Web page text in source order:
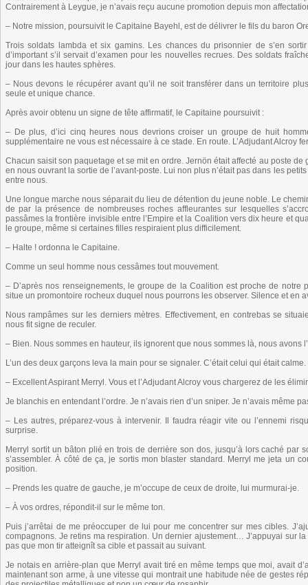
Contrairement à Leygue, je n’avais reçu aucune promotion depuis mon
– Notre mission, poursuivit le Capitaine Bayehl, est de délivrer le fils du baron
Trois soldats lambda et six gamins. Les chances du prisonnier de s’en
d’important s’il servait d’examen pour les nouvelles recrues. Des soldats
jour dans les hautes sphères.
– Nous devons le récupérer avant qu’il ne soit transférer dans un territoire
seule et unique chance.
Après avoir obtenu un signe de tête affirmatif, le Capitaine poursuivit :
– De plus, d’ici cinq heures nous devrions croiser un groupe de huit
supplémentaire ne vous est nécessaire à ce stade. En route. L’Adjudant Alcroy
Chacun saisit son paquetage et se mit en ordre. Jernön était affecté au poste de
en nous ouvrant la sortie de l’avant-poste. Lui non plus n’était pas dans les
entre nous.
Une longue marche nous séparait du lieu de détention du jeune noble. Le
de par la présence de nombreuses roches affleurantes sur lesquelles
passâmes la frontière invisible entre l’Empire et la Coalition vers dix heure et
le groupe, même si certaines filles respiraient plus difficilement.
– Halte ! ordonna le Capitaine.
Comme un seul homme nous cessâmes tout mouvement.
– D’après nos renseignements, le groupe de la Coalition est proche de notre
situe un promontoire rocheux duquel nous pourrons les observer. Silence et en
Nous rampâmes sur les derniers mètres. Effectivement, en contrebas se
nous fit signe de reculer.
– Bien. Nous sommes en hauteur, ils ignorent que nous sommes là, nous avons
L’un des deux garçons leva la main pour se signaler. C’était celui qui était
– Excellent Aspirant Merryl. Vous et l’Adjudant Alcroy vous chargerez de les
Je blanchis en entendant l’ordre. Je n’avais rien d’un sniper. Je n’avais même
– Les autres, préparez-vous à intervenir. Il faudra réagir vite ou l’ennemi
surprise.
Merryl sortit un bâton plié en trois de derrière son dos, jusqu’à lors caché par
s’assembler. À côté de ça, je sortis mon blaster standard. Merryl me jeta un
position.
– Prends les quatre de gauche, je m’occupe de ceux de droite, lui murmurai-je.
– À vos ordres, répondit-il sur le même ton.
Puis j’arrêtai de me préoccuper de lui pour me concentrer sur mes cibles.
compagnons. Je retins ma respiration. Un dernier ajustement… J’appuyai sur
pas que mon tir atteignît sa cible et passait au suivant.
Je notais en arrière-plan que Merryl avait tiré en même temps que moi, avait
maintenant son arme, à une vitesse qui montrait une habitude née de gestes